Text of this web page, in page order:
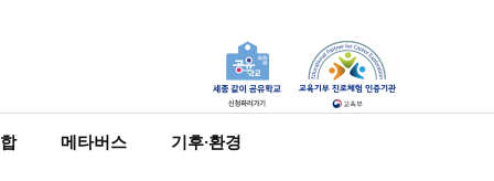
메타버스 기후·환경